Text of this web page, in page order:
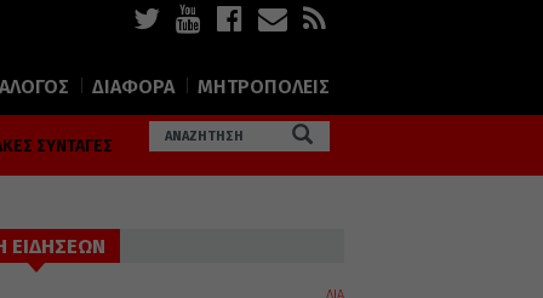
ΔΙΑΦΟΡΑ ΜΗΤΡΟΠΟΛΕΙΣ
ΣΥΝΤΑΓΕΣ
ΕΙΔΗΣΕΩΝ